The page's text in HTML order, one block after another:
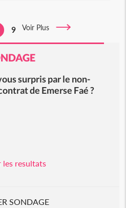
9 Voir Plus
surpris par le non-
de Emerse Faé ?
les resultats
SONDAGE